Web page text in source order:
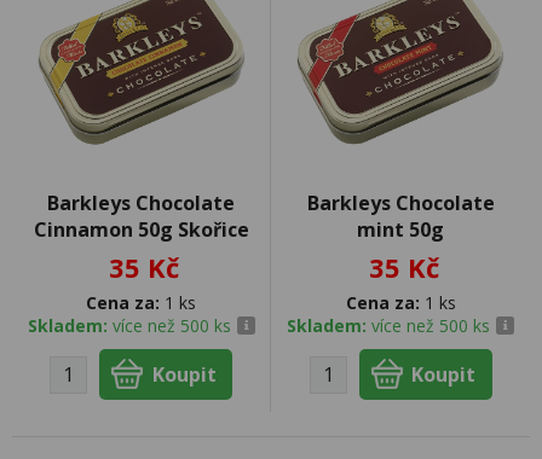
Barkleys Chocolate
Cinnamon 50g Skořice
35 Kč
Cena za: 1 ks
Skladem: více než 500 ks
Barkleys Chocolate
mint 50g
35 Kč
Cena za: 1 ks
Skladem: více než 500 ks